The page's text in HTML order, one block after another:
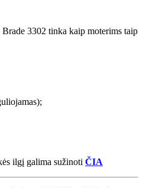
3302 tinka kaip moterims taip
ilgį galima sužinoti ČIA